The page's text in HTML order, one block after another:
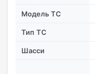
Модель ТС
Тип ТС
Шасси